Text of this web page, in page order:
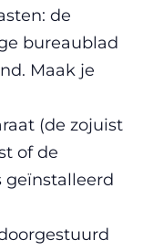
de
bureaublad
Maak je
(de zojuist
of de
geïnstalleerd